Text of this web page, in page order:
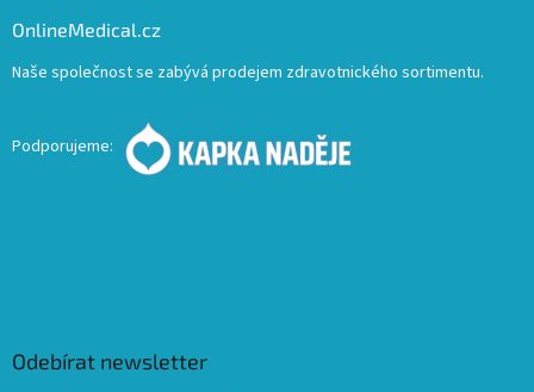
OnlineMedical.cz
Naše společnost se zabývá prodejem zdravotnického sortimentu.
Podporujeme:
Odebírat newsletter